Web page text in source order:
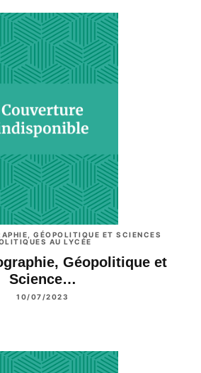
GÉOPOLITIQUE ET SCIENCES
AU LYCÉE
Géopolitique et
Science…
10/07/2023